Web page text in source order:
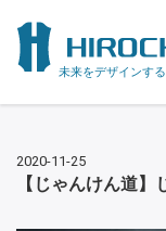
未来をデザインす
2020-11-25
【じゃんけん道